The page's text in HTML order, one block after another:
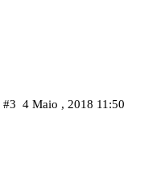
4 Maio , 2018 11:50
#3